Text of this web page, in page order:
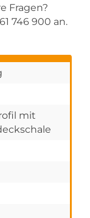
Fragen?
746 900 an.
mit